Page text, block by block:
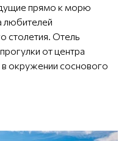
прямо к морю
любителей
столетия. Отель
от центра
окружении соснового